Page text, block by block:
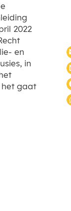
2022
en
in
het gaat